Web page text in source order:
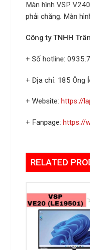
Màn hình VSP
phải chăng. Màn
Công ty TNHH
+ Số hotline:
+ Địa chỉ: 185 Ông
+ Website: https://
+ Fanpage: https://
RELATED